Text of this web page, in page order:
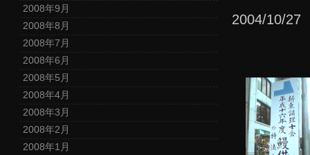
2008年9月
2008年8月
2008年7月
2008年6月
2008年5月
2008年4月
2008年3月
2008年2月
2008年1月
2004/10/